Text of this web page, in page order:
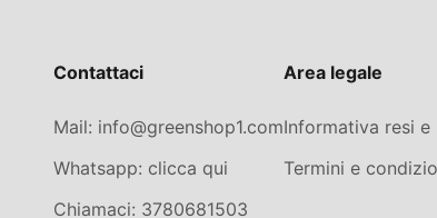
Contattaci
Mail: info@greenshop1.com
Whatsapp: clicca qui
Chiamaci: 3780681503
Area legale
Informativa resi e
Termini e